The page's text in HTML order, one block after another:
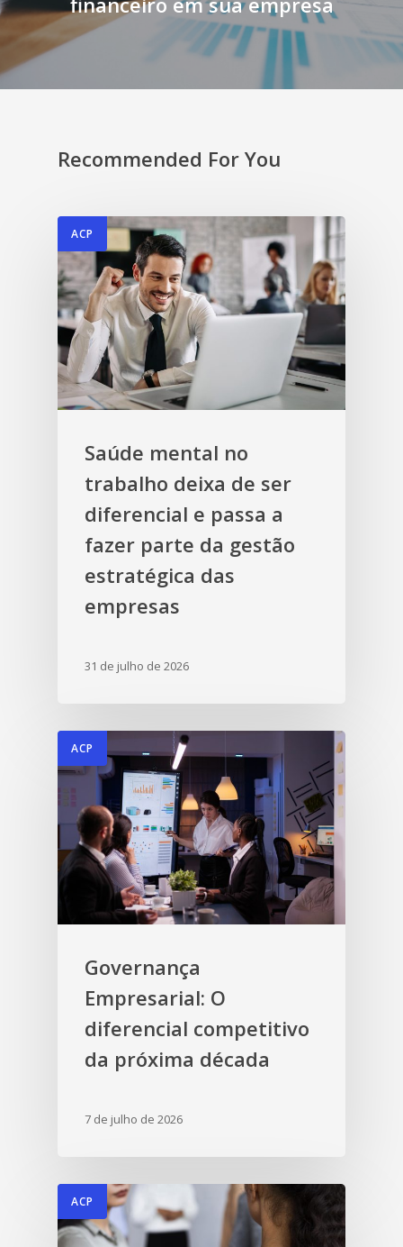
Recommended For You
ACP
Saúde mental no
trabalho deixa de ser
diferencial e passa a
fazer parte da gestão
estratégica das
empresas
31 de julho de 2026
ACP
Governança
Empresarial: O
diferencial competitivo
da próxima década
7 de julho de 2026
ACP